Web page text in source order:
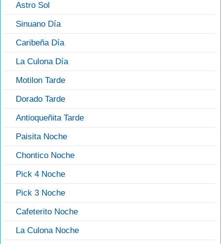
Astro Sol
Sinuano Día
Caribeña Día
La Culona Día
Motilon Tarde
Dorado Tarde
Antioqueñita Tarde
Paisita Noche
Chontico Noche
Pick 4 Noche
Pick 3 Noche
Cafeterito Noche
La Culona Noche